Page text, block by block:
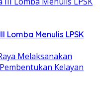
Lomba Menulis LPSK